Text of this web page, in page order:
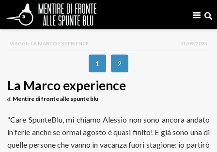
VIAGGI> LA MARCO EXPERIENCE 01/09/2025
1 2
La Marco experience
di Mentire di fronte alle spunte blu
“Care SpunteBlu, mi chiamo Alessio non sono ancora andato
in ferie anche se ormai agosto è quasi finito! E già sono una di
quelle persone che vanno in vacanza fuori stagione: io partirò